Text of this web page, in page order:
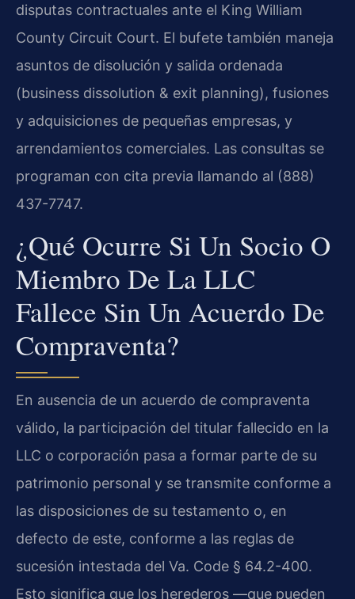
disputas contractuales ante el King William
County Circuit Court. El bufete también maneja
asuntos de disolución y salida ordenada
(business dissolution & exit planning), fusiones
y adquisiciones de pequeñas empresas, y
arrendamientos comerciales. Las consultas se
programan con cita previa llamando al (888)
437-7747.
¿Qué Ocurre Si Un Socio O
Miembro De La LLC
Fallece Sin Un Acuerdo De
Compraventa?
En ausencia de un acuerdo de compraventa
válido, la participación del titular fallecido en la
LLC o corporación pasa a formar parte de su
patrimonio personal y se transmite conforme a
las disposiciones de su testamento o, en
defecto de este, conforme a las reglas de
sucesión intestada del Va. Code § 64.2-400.
Esto significa que los herederos —que pueden